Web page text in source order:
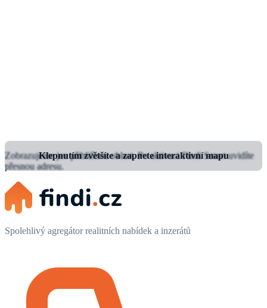
Klepnutím zvětšíte a zapnete interaktivní mapu
Zobrazujeme jen přibližnou oblast.Po aktivaci Findi Smart uvidíte
přesnou adresu.
Spolehlivý agregátor realitních nabídek a inzerátů